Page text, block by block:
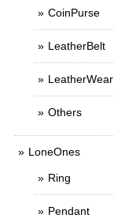
CoinPurse
LeatherBelt
LeatherWear
Others
LoneOnes
Ring
Pendant